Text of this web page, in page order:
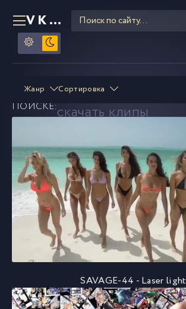
VKLIPE RU
ПОИСКЕ:
Savage-44
скачать клипы
Жанр Сортировка
SAVAGE-44 - Laser light